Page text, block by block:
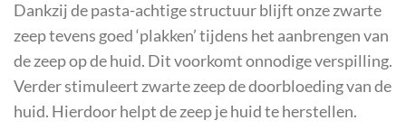
Dankzij de pasta-achtige structuur blijft onze zwarte
zeep tevens goed ‘plakken’ tijdens het aanbrengen van
de zeep op de huid. Dit voorkomt onnodige verspilling.
Verder stimuleert zwarte zeep de doorbloeding van de
huid. Hierdoor helpt de zeep je huid te herstellen.